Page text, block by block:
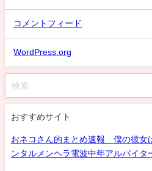
コメントフィード
WordPress.org
おすすめサイト
おネコさん的まとめ速報 僕の彼女
ンタルメンヘラ電波中年アルバイタ